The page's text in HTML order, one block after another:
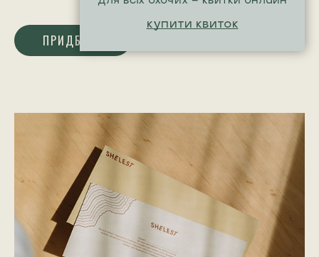
ПРИДБАТИ
купити квиток